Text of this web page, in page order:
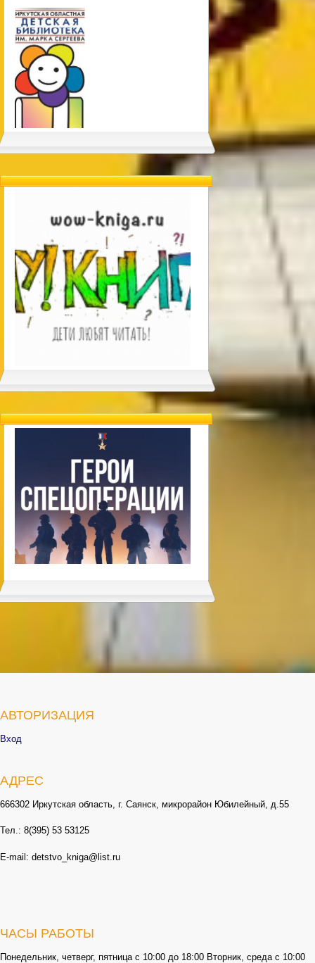
АВТОРИЗАЦИЯ
Вход
АДРЕС
666302 Иркутская область, г. Саянск, микрорайон Юбилейный, д.55
Тел.: 8(395) 53 53125
E-mail: detstvo_kniga@list.ru
ЧАСЫ РАБОТЫ
Понедельник, четверг, пятница с 10:00 до 18:00 Вторник, среда с 10:00